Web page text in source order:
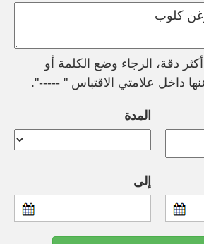
دقة، الرجاء وضع الكلمة أو
داخل علامتي الاقتباس " -----".
المدة
إلى